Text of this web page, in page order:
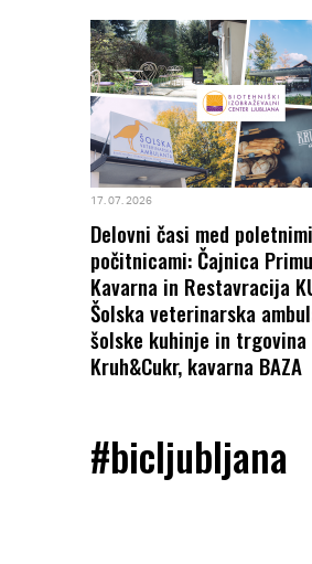
17. 07. 2026
Delovni časi med poletnimi
počitnicami: Čajnica
Kavarna in Restavracija
Šolska veterinarska
šolske kuhinje in trgovina
Kruh&Cukr, kavarna BAZA
#bicljubljana